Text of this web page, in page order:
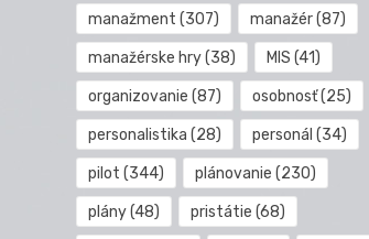
manažment (307) manažér(87)
manažérske hry(38) MIS (41)
organizovanie (87) osobnosť(25)
personalistika (28) personál (34)
pilot (344) plánovanie (230)
plány(48) pristátie (68)